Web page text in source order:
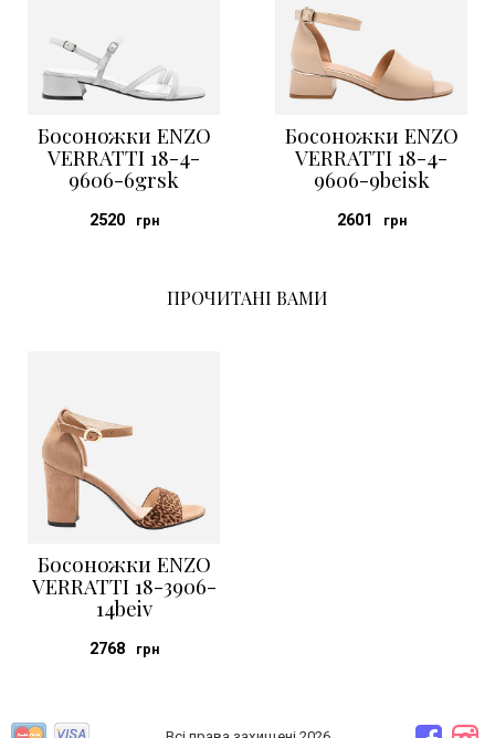
Босоножки ENZO
VERRATTI 18-4-
9606-6grsk
2520 грн
Босоножки ENZO
VERRATTI 18-4-
9606-9beisk
2601 грн
ПРОЧИТАНІ ВАМИ
Босоножки ENZO
VERRATTI 18-3906-
14beiv
2768 грн